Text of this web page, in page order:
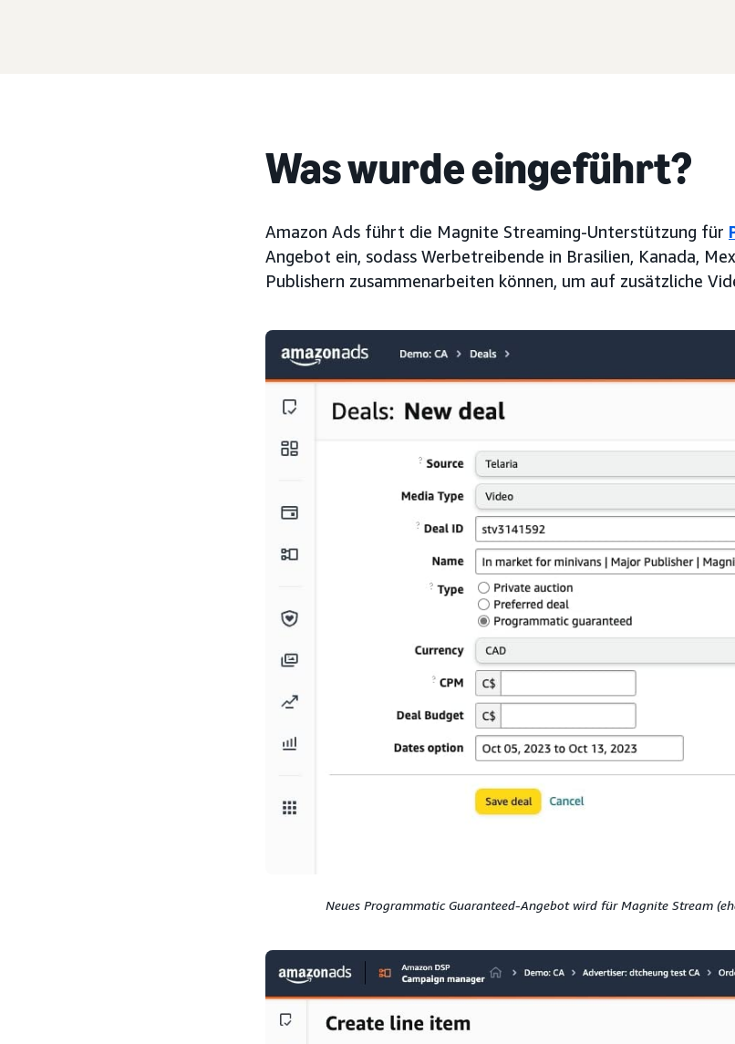
Was wurde eingeführt?
Amazon Ads führt die Magnite Streaming-Unterstützung für
Angebot ein, sodass Werbetreibende in Brasilien, Kanada,
Publishern zusammenarbeiten können, um auf zusätzliche
Neues Programmatic Guaranteed-Angebot wird für Magnite Stream